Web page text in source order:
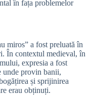
în fața problemelor
miros” a fost preluată în
În contextul medieval, în
expresia a fost
unde provin banii,
și sprijinirea
erau obținuți.